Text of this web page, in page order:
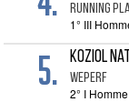
RUNNING
1° III
5. KOZIOL
WEPERF
2° I Homme